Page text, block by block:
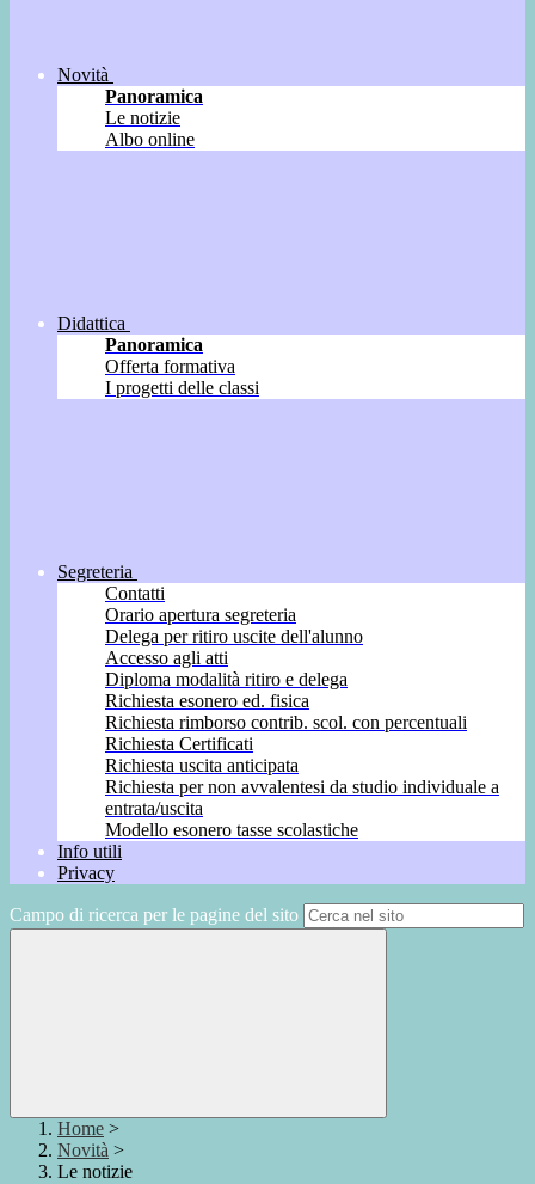
Novità
Panoramica
Le notizie
Albo online
Didattica
Panoramica
Offerta formativa
I progetti delle classi
Segreteria
Contatti
Orario apertura segreteria
Delega per ritiro uscite dell'alunno
Accesso agli atti
Diploma modalità ritiro e delega
Richiesta esonero ed. fisica
Richiesta rimborso contrib. scol. con percentuali
Richiesta Certificati
Richiesta uscita anticipata
Richiesta per non avvalentesi da studio individuale a
entrata/uscita
Modello esonero tasse scolastiche
Info utili
Privacy
Campo di ricerca per le pagine del sito
Home >
Novità >
Le notizie